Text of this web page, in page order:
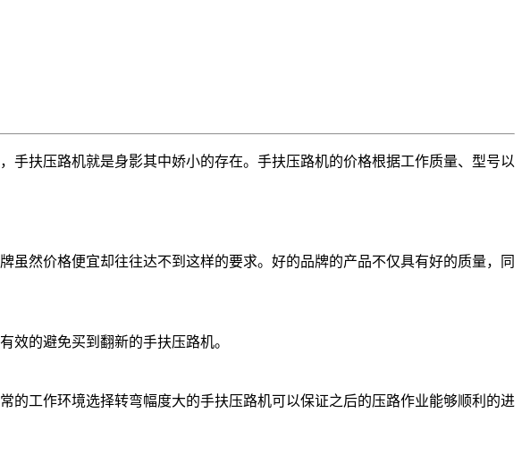
扶压路机就是身影其中娇小的存在。手扶压路机的价格根据工作质量、型号以
然价格便宜却往往达不到这样的要求。好的品牌的产品不仅具有好的质量，同
的避免买到翻新的手扶压路机。
工作环境选择转弯幅度大的手扶压路机可以保证之后的压路作业能够顺利的进